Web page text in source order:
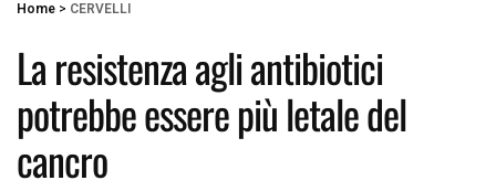
Home > CERVELLI
La resistenza agli antibiotici
potrebbe essere più letale del
cancro